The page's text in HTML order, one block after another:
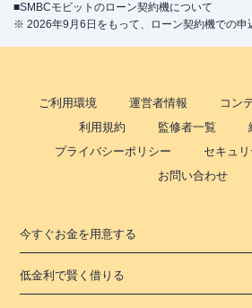
■SMBCモビットのローン契約機について
※ 2026年9月6日をもって、ローン契約機での申
ご利用環境 運営者情報
コン
利用規約
監修者一覧
プライバシーポリシー
セキュ
お問い合わせ
今すぐお金を用意する
低金利で賢く借りる